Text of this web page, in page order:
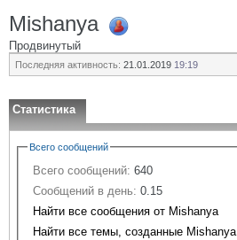
Mishanya
Продвинутый
Последняя активность: 21.01.2019 19:19
Статистика
Всего сообщений
Всего сообщений: 640
Сообщений в день: 0.15
Найти все сообщения от Mishanya
Найти все темы, созданные Mishanya